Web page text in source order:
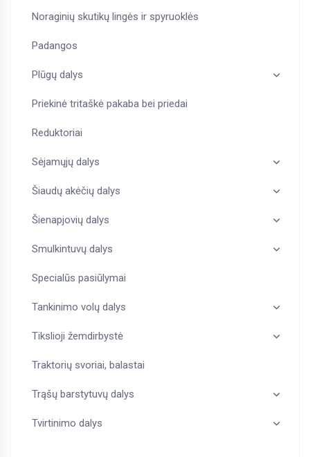
Noraginių skutikų lingės ir spyruoklės
Padangos
Plūgų dalys
Priekinė tritaškė pakaba bei priedai
Reduktoriai
Sėjamųjų dalys
Šiaudų akėčių dalys
Šienapjovių dalys
Smulkintuvų dalys
Specialūs pasiūlymai
Tankinimo volų dalys
Tikslioji žemdirbystė
Traktorių svoriai, balastai
Trąšų barstytuvų dalys
Tvirtinimo dalys